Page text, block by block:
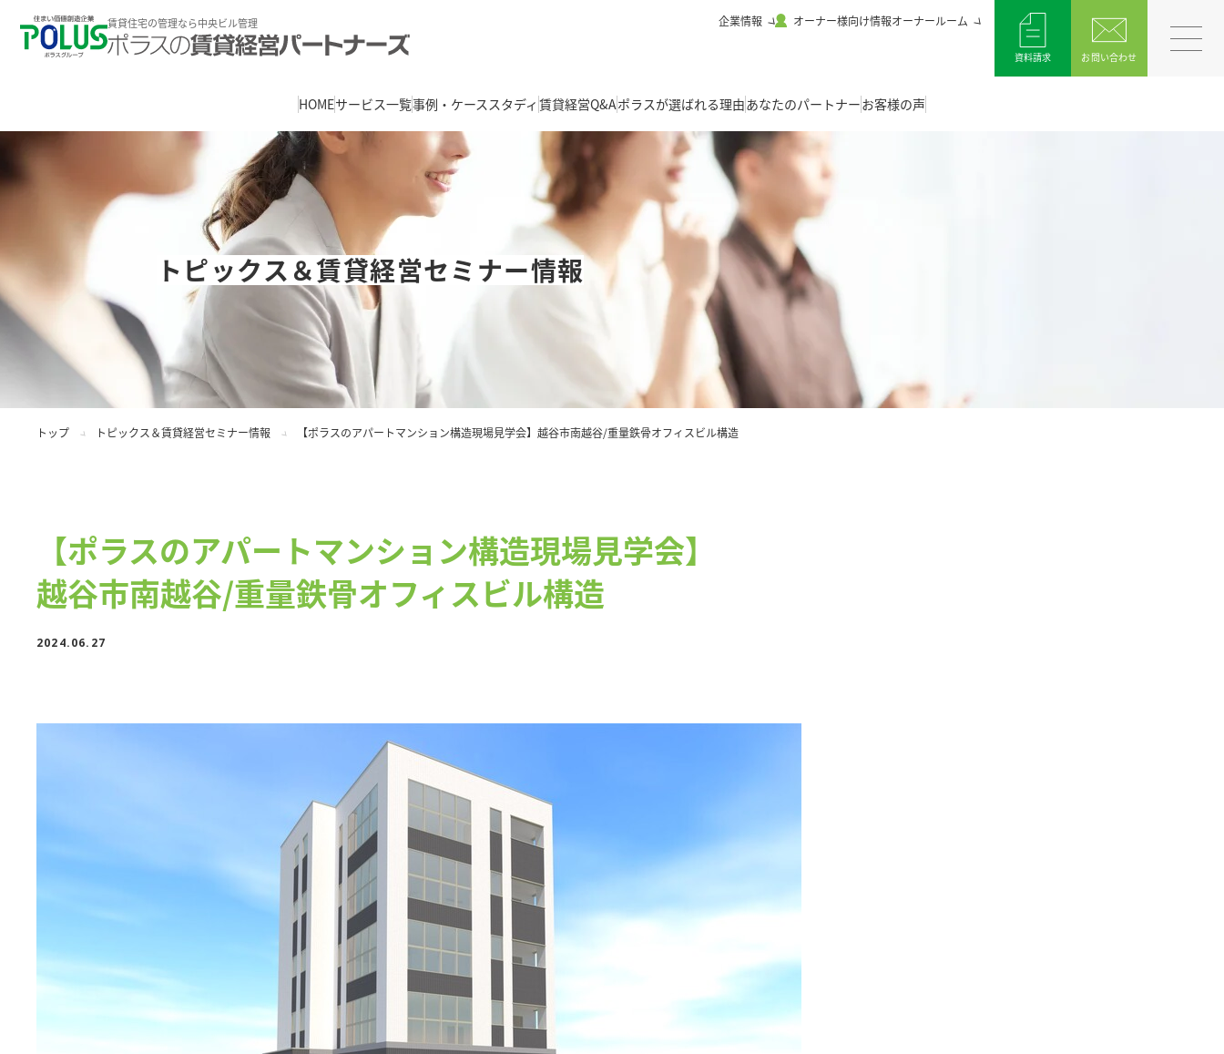
賃貸住宅の管理なら中央ビル管理 企業情報 オーナー様向け情報オーナールーム
資料請求 お問い合わせ
HOMEサービス一覧事例・ケーススタディ 賃貸経営Q&Aポラスが選ばれる理由あなたのパートナーお客様の声
トピックス＆賃貸経営セミナー情報
トップ トピックス＆賃貸経営セミナー情報 【ポラスのアパートマンション構造現場見学会】越谷市南越谷/重量鉄骨オフィスビル構造
【ポラスのアパートマンション構造現場見学会】
越谷市南越谷/重量鉄骨オフィスビル構造
2024.06.27